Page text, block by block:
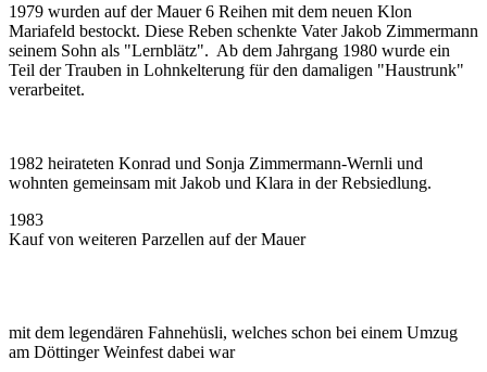
1979 wurden auf der Mauer 6 Reihen mit dem neuen Klon
Mariafeld bestockt. Diese Reben schenkte Vater Jakob Zimmermann
seinem Sohn als "Lernblätz". Ab dem Jahrgang 1980 wurde ein
Teil der Trauben in Lohnkelterung für den damaligen "Haustrunk"
verarbeitet.
1982 heirateten Konrad und Sonja Zimmermann-Wernli und
wohnten gemeinsam mit Jakob und Klara in der Rebsiedlung.
1983
Kauf von weiteren Parzellen auf der Mauer
mit dem legendären Fahnehüsli, welches schon bei einem Umzug
am Döttinger Weinfest dabei war